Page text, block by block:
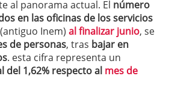
al panorama actual. El número
en las oficinas de los servicios
(antiguo Inem) al finalizar junio, se
de personas, tras bajar en
. esta cifra representa un
del 1,62% respecto al mes de